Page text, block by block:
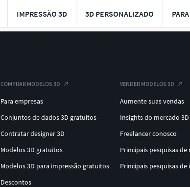
IMPRESSÃO 3D 3D PERSONALIZADO
COMPRAR MODELOS 3D
Para empresas
Conjuntos de dados 3D gratuitos
Contratar designer 3D
Modelos 3D gratuitos
Modelos 3D para impressão gratuitos
Descontos
VENDER MODELOS 3D
Aumente suas vendas
Insights do mercado 3D
Freelancer conosco
Principais pesquisas de
Principais pesquisas de